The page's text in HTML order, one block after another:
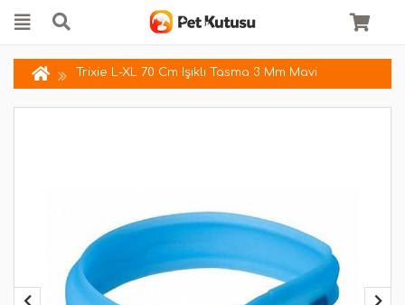
Trixie L-XL 70 Cm Işıklı Tasma 3 Mm Mavi